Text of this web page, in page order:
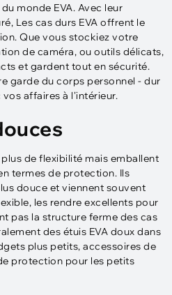
monde EVA. Avec leur
Les cas durs EVA offrent le
Que vous stockiez votre
de caméra, ou outils délicats,
et gardent tout en sécurité.
garde du corps personnel - dur
affaires à l'intérieur.
de flexibilité mais emballent
termes de protection. Ils
douce et viennent souvent
les rendre excellents pour
pas la structure ferme des cas
des étuis EVA doux dans
plus petits, accessoires de
protection pour les petits